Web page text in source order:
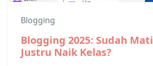
Blogging
Blogging 2025: Sudah
Justru Naik Kelas?